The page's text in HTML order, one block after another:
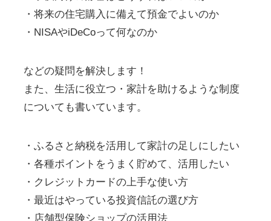
・将来の住宅購入に備えて預金でよいのか
・NISAやiDeCoって何なのか
などの疑問を解決します！
また、生活に役立つ・家計を助けるような制度
についても書いています。
・ふるさと納税を活用して家計の足しにしたい
・各種ポイントをうまく貯めて、活用したい
・クレジットカードの上手な使い方
・最近はやっている投資信託の選び方
・店舗型保険ショップの活用法